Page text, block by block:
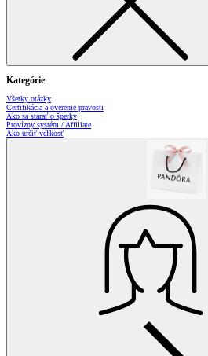
Kategórie
Všetky otázky
Certifikácia a overenie pravosti
Ako sa starať o šperky
Provízny systém / Affiliate
Ako určiť veľkosť